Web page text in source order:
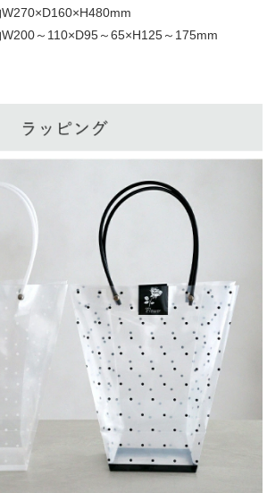
～110×D95～65×H125～175mm